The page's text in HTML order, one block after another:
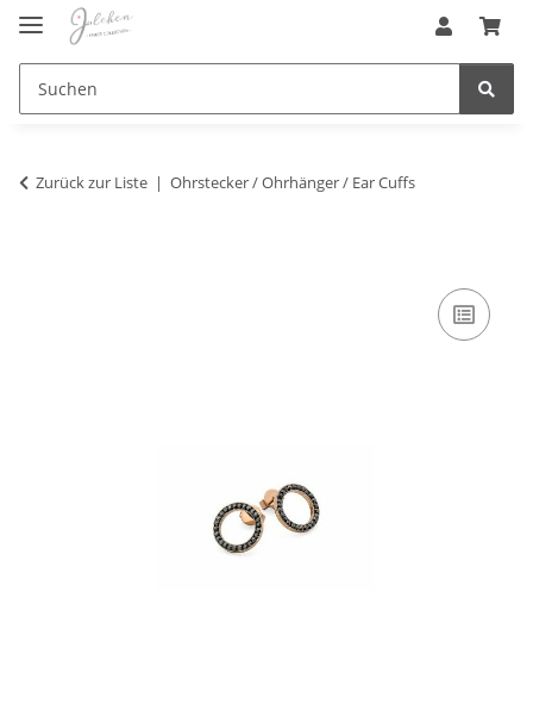
Zurück zur Liste Ohrstecker / Ohrhänger / Ear Cuffs